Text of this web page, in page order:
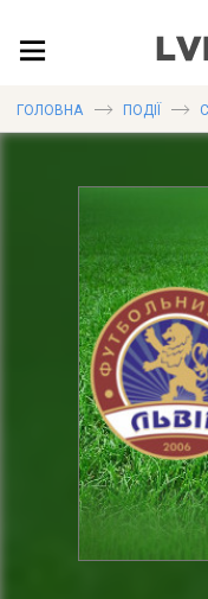
ПУБЛІКАЦІЇ
ДОВІДКА
ГОЛОВНА ПОДІЇ